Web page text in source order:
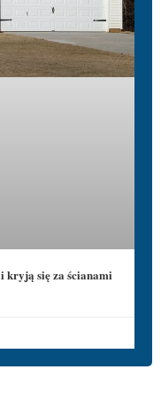
kryją się za ścianami